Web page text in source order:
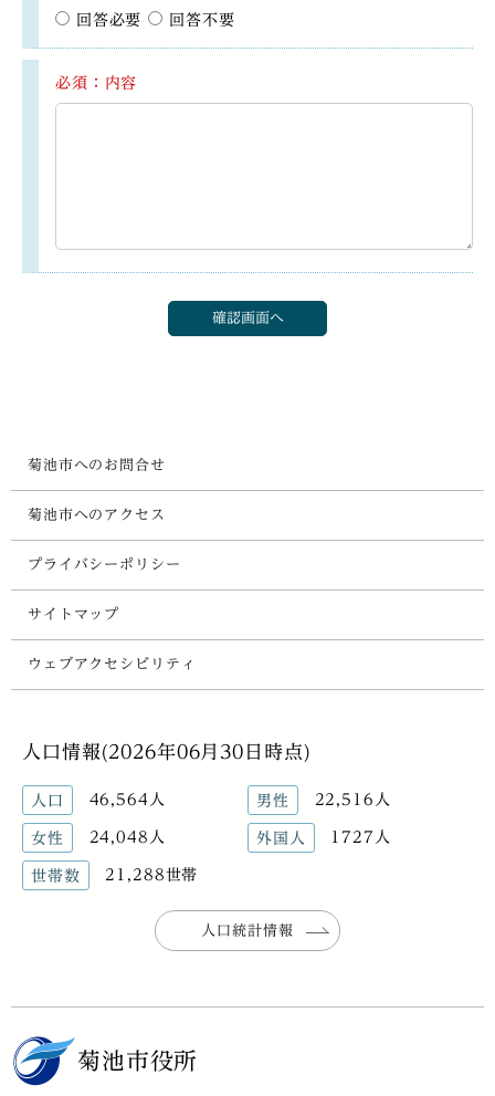
回答必要 回答不要
必須：内容
菊池市へのお問合せ
菊池市へのアクセス
プライバシーポリシー
サイトマップ
ウェブアクセシビリティ
人口情報(2026年06月30日時点)
人口 46,564人 男性 22,516人
女性 24,048人 外国人 1727人
世帯数 21,288世帯
人口統計情報
菊池市役所